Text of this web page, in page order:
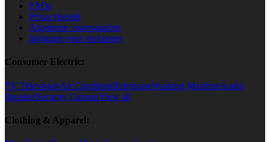
FAQs
Privacybeleid
Algemene voorwaarden
Inloggen voor verkopers
Consumer Electric:
TV TelevisionAir ConditionRefrigatorWashing MachineAudio
SpeakerSecurity CameraView all
Clothing & Apparel: